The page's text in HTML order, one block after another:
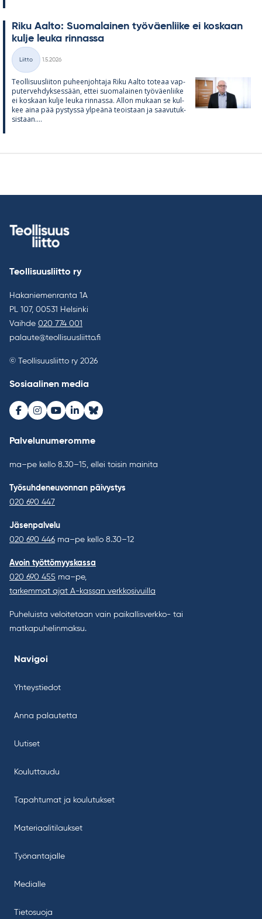
Riku Aalto: Suo­ma­lai­nen työ­väen­liike ei kos­kaan
kulje leuka rin­nassa
Kategoriat
Liitto
1.5.2026
Teol­li­suus­lii­ton pu­heen­joh­taja Riku Aalto to­teaa vap­
pu­ter­veh­dyk­ses­sään, et­tei suo­ma­lai­nen työ­väen­liike
ei kos­kaan kulje leuka rin­nassa. Al­lon mu­kaan se kul­
kee aina pää pys­tyssä yl­peänä teois­taan ja saa­vu­tuk­
sis­taan....
Teollisuusliitto ry
Hakaniemenranta 1A
PL 107, 00531 Helsinki
Vaihde 020 774 001
palaute@teollisuusliitto.fi
© Teollisuusliitto ry 2026
Sosiaalinen media
Facebook
Instagram
Youtube
LinkedInBluesky
Palvelunumeromme
ma–pe kello 8.30–15, ellei toisin mainita
Työsuhdeneuvonnan päivystys
020 690 447
Jäsenpalvelu
020 690 446 ma–pe kello 8.30–12
Avoin työttömyyskassa
020 690 455 ma–pe,
tarkemmat ajat A-kassan verkkosivuilla
Puheluista veloitetaan vain paikallisverkko- tai
matkapuhelinmaksu.
Navigoi
Yhteystiedot
Anna palautetta
Uutiset
Kouluttaudu
Tapahtumat ja koulutukset
Materiaalitilaukset
Työnantajalle
Medialle
Tietosuoja